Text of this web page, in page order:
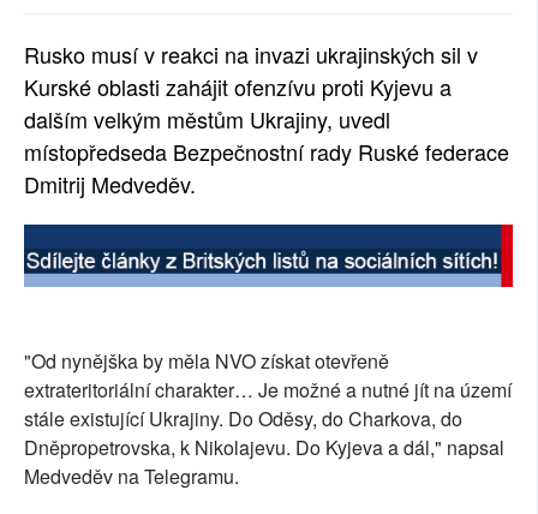
RUBRIKY
PLNÁ VERZE STRÁNEK
Rusko musí v reakci na invazi ukrajinských sil v
Kurské oblasti zahájit ofenzívu proti Kyjevu a
dalším velkým městům Ukrajiny, uvedl
místopředseda Bezpečnostní rady Ruské federace
Dmitrij Medveděv.
"Od nynějška by měla NVO získat otevřeně
extrateritoriální charakter… Je možné a nutné jít na území
stále existující Ukrajiny. Do Oděsy, do Charkova, do
Dněpropetrovska, k Nikolajevu. Do Kyjeva a dál," napsal
Medveděv na Telegramu.